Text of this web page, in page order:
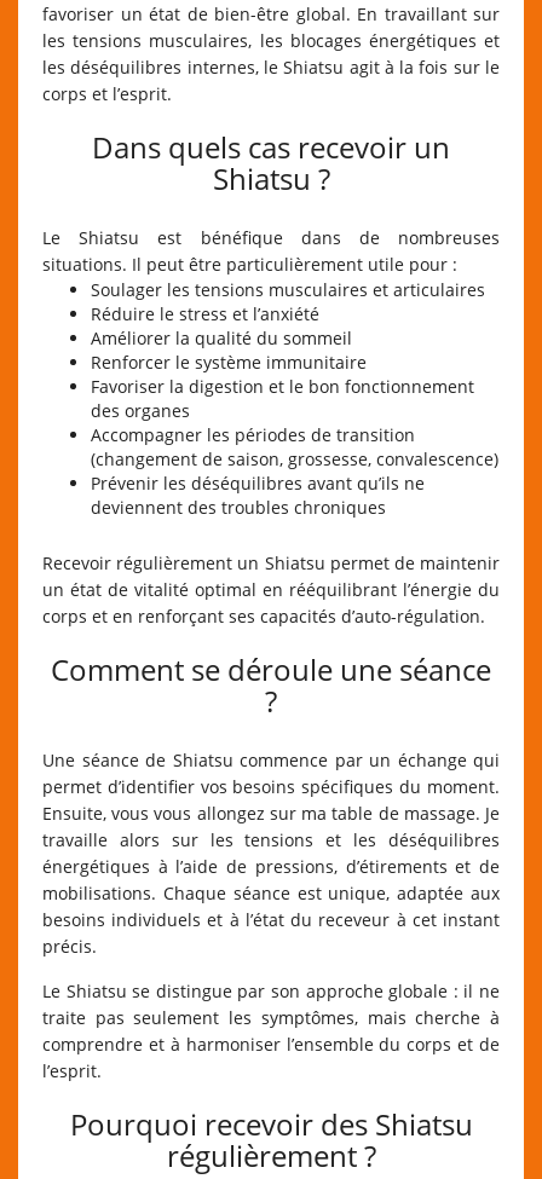
favoriser un état de bien-être global. En travaillant sur
les tensions musculaires, les blocages énergétiques et
les déséquilibres internes, le Shiatsu agit à la fois sur le
corps et l’esprit.
Dans quels cas recevoir un
Shiatsu ?
Le Shiatsu est bénéfique dans de nombreuses
situations. Il peut être particulièrement utile pour :
Soulager les tensions musculaires et articulaires
Réduire le stress et l’anxiété
Améliorer la qualité du sommeil
Renforcer le système immunitaire
Favoriser la digestion et le bon fonctionnement
des organes
Accompagner les périodes de transition
(changement de saison, grossesse, convalescence)
Prévenir les déséquilibres avant qu’ils ne
deviennent des troubles chroniques
Recevoir régulièrement un Shiatsu permet de maintenir
un état de vitalité optimal en rééquilibrant l’énergie du
corps et en renforçant ses capacités d’auto-régulation.
Comment se déroule une séance
?
Une séance de Shiatsu commence par un échange qui
permet d’identifier vos besoins spécifiques du moment.
Ensuite, vous vous allongez sur ma table de massage. Je
travaille alors sur les tensions et les déséquilibres
énergétiques à l’aide de pressions, d’étirements et de
mobilisations. Chaque séance est unique, adaptée aux
besoins individuels et à l’état du receveur à cet instant
précis.
Le Shiatsu se distingue par son approche globale : il ne
traite pas seulement les symptômes, mais cherche à
comprendre et à harmoniser l’ensemble du corps et de
l’esprit.
Pourquoi recevoir des Shiatsu
régulièrement ?